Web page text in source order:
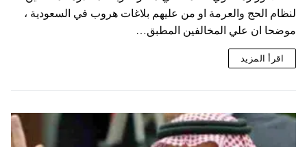
لنظام الحج والعرمة او من عليهم بلاغات هروب في السعودية ،
موضحا ان علي المخالفين المطبق…
اقرأ المزيد